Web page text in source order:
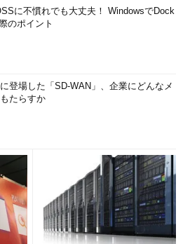
に不慣れでも大丈夫！ WindowsでDock
のポイント
登場した「SD-WAN」、企業にどんなメ
たらすか